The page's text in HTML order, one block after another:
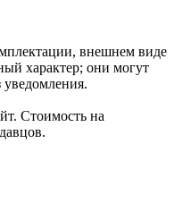
внешнем виде
характер; они могут
Стоимость на